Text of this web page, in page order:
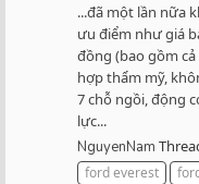
...đã một lần nữa
ưu điểm như giá
đồng (bao gồm cả
hợp thẩm mỹ,
7 chỗ ngồi, động
lực...
NguyenNam
ford everest